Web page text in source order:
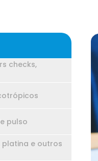
checks,
pulso
platina e outros